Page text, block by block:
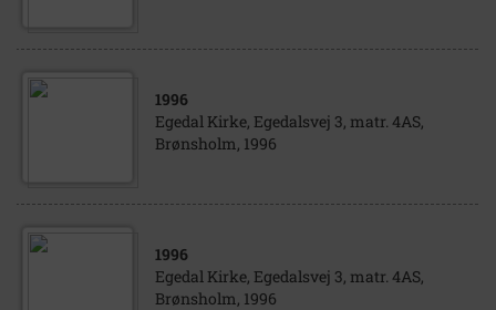
1996
Egedal Kirke, Egedalsvej 3, matr. 4AS,
Brønsholm, 1996
1996
Egedal Kirke, Egedalsvej 3, matr. 4AS,
Brønsholm, 1996